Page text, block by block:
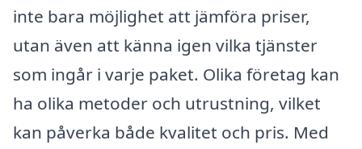
inte bara möjlighet att jämföra priser,
utan även att känna igen vilka tjänster
som ingår i varje paket. Olika företag kan
ha olika metoder och utrustning, vilket
kan påverka både kvalitet och pris. Med